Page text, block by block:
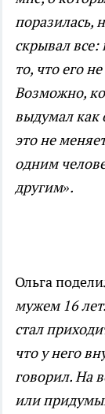
поразилась,
скрывал
то, что его
Возможно,
выдумал как
это не
одним
другим».
Ольга
мужем 16
стал
что у него
говорил. На
или